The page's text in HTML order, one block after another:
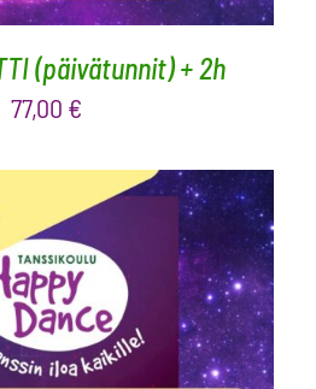
(päivätunnit) + 2h
77,00 €